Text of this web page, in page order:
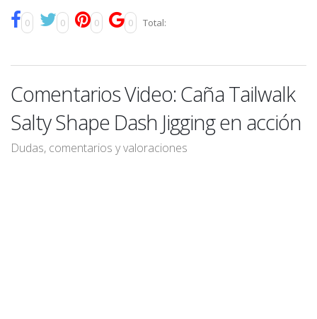
0 0 0 0 Total:
Comentarios Video: Caña Tailwalk
Salty Shape Dash Jigging en acción
Dudas, comentarios y valoraciones